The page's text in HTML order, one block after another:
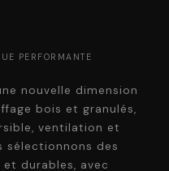
PERFORMANTE
nouvelle dimension
bois et granulés,
ventilation et
sélectionnons des
durables, avec